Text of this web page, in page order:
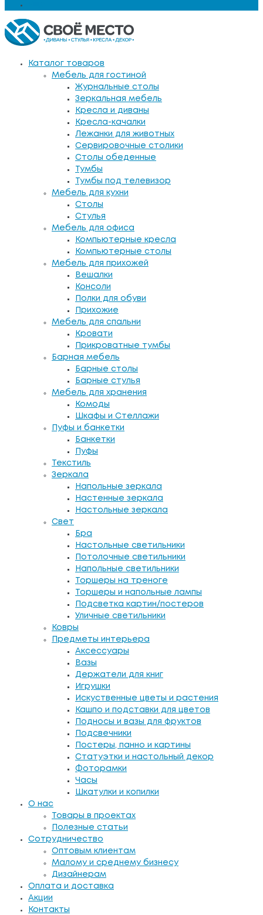
Каталог товаров
Мебель для гостиной
Журнальные столы
Зеркальная мебель
Кресла и диваны
Кресла-качалки
Лежанки для животных
Сервировочные столики
Столы обеденные
Тумбы
Тумбы под телевизор
Мебель для кухни
Столы
Стулья
Мебель для офиса
Компьютерные кресла
Компьютерные столы
Мебель для прихожей
Вешалки
Консоли
Полки для обуви
Прихожие
Мебель для спальни
Кровати
Прикроватные тумбы
Барная мебель
Барные столы
Барные стулья
Мебель для хранения
Комоды
Шкафы и Стеллажи
Пуфы и банкетки
Банкетки
Пуфы
Текстиль
Зеркала
Напольные зеркала
Настенные зеркала
Настольные зеркала
Свет
Бра
Настольные светильники
Потолочные светильники
Напольные светильники
Торшеры на треноге
Торшеры и напольные лампы
Подсветка картин/постеров
Уличные светильники
Ковры
Предметы интерьера
Аксессуары
Вазы
Держатели для книг
Игрушки
Искуственные цветы и растения
Кашпо и подставки для цветов
Подносы и вазы для фруктов
Подсвечники
Постеры, панно и картины
Статуэтки и настольный декор
Фоторамки
Часы
Шкатулки и копилки
О нас
Товары в проектах
Полезные статьи
Сотрудничество
Оптовым клиентам
Малому и среднему бизнесу
Дизайнерам
Оплата и доставка
Акции
Контакты